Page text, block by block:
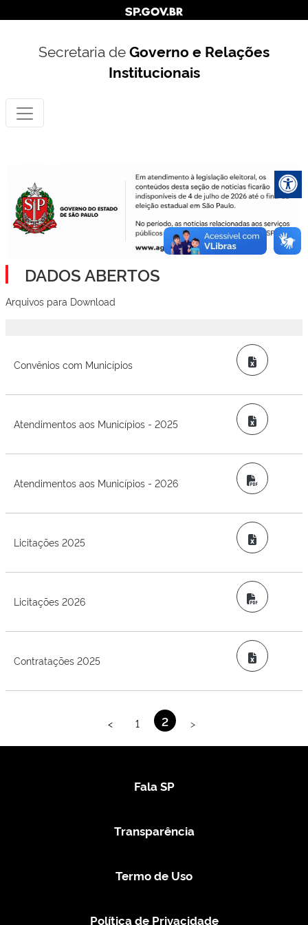
Secretaria deGoverno e Relações
Institucionais
DADOS ABERTOS
Arquivos para Download
Convênios com Municípios Excel
Atendimentos aos Municípios - 2025 Excel
Atendimentos aos Municípios - 2026 PDF
Licitações 2025 Excel
Licitações 2026 PDF
Contratações 2025 Excel
< 1 2 >
Fala SP
Transparência
Termo de Uso
Política de Privacidade